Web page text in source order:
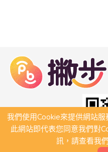
我們使用Cookie來提供網站
此網站即代表您同意我們對
訊，請查看我